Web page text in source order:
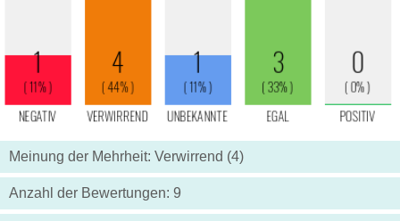
Meinung der Mehrheit: Verwirrend (4)
Anzahl der Bewertungen: 9